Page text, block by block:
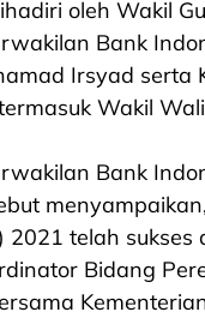
oleh Wakil
Bank
Irsyad serta
Wakil
Bank
2021 telah
Bidang